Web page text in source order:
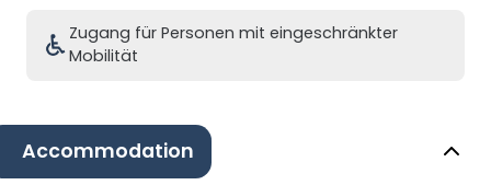
Zugang für Personen mit eingeschränkter
Mobilität
Accommodation